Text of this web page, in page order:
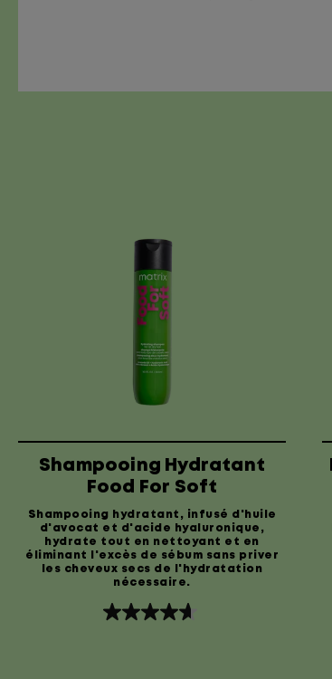
Shampooing Hydratant
Food For Soft
Shampooing hydratant, infusé d'huile
d'avocat et d'acide hyaluronique,
hydrate tout en nettoyant et en
éliminant l'excès de sébum sans priver
les cheveux secs de l'hydratation
nécessaire.
4.7